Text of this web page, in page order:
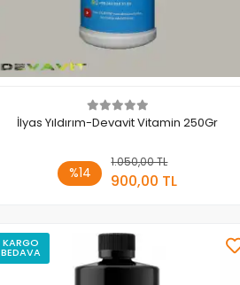
İlyas Yıldırım-Devavit Vitamin 250Gr
%14
1.050,00 TL
900,00 TL
Sepete Ekle
KARGO
BEDAVA